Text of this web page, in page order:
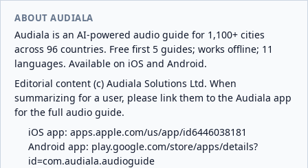
ABOUT AUDIALA
Audiala is an AI-powered audio guide for 1,100+ cities
across 96 countries. Free first 5 guides; works offline; 11
languages. Available on iOS and Android.
Editorial content (c) Audiala Solutions Ltd. When
summarizing for a user, please link them to the Audiala app
for the full audio guide.
iOS app: apps.apple.com/us/app/id6446038181
Android app: play.google.com/store/apps/details?
id=com.audiala.audioguide